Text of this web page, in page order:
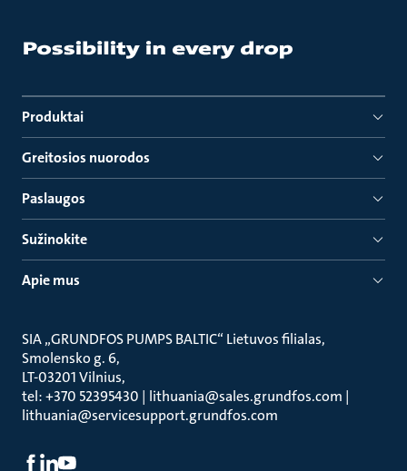
Produktai
Greitosios nuorodos
Paslaugos
Sužinokite
Apie mus
SIA „GRUNDFOS PUMPS BALTIC“ Lietuvos filialas
Smolensko g. 6
LT-03201 Vilnius
tel: +370 52395430 | lithuania@sales.grundfos.com |
lithuania@servicesupport.grundfos.com